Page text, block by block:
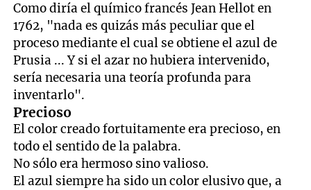
Como diría el químico francés Jean Hellot en
1762, "nada es quizás más peculiar que el
proceso mediante el cual se obtiene el azul de
Prusia ... Y si el azar no hubiera intervenido,
sería necesaria una teoría profunda para
inventarlo".
Precioso
El color creado fortuitamente era precioso, en
todo el sentido de la palabra.
No sólo era hermoso sino valioso.
El azul siempre ha sido un color elusivo que, a